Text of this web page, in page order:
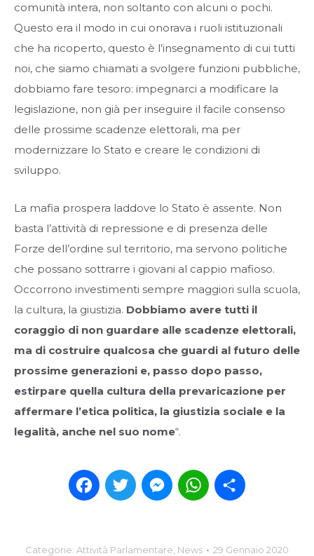
comunità intera, non soltanto con alcuni o pochi.
Questo era il modo in cui onorava i ruoli istituzionali
che ha ricoperto, questo è l’insegnamento di cui tutti
noi, che siamo chiamati a svolgere funzioni pubbliche,
dobbiamo fare tesoro: impegnarci a modificare la
legislazione, non già per inseguire il facile consenso
delle prossime scadenze elettorali, ma per
modernizzare lo Stato e creare le condizioni di
sviluppo.
La mafia prospera laddove lo Stato è assente. Non
basta l’attività di repressione e di presenza delle
Forze dell’ordine sul territorio, ma servono politiche
che possano sottrarre i giovani al cappio mafioso.
Occorrono investimenti sempre maggiori sulla scuola,
la cultura, la giustizia. Dobbiamo avere tutti il
coraggio di non guardare alle scadenze elettorali,
ma di costruire qualcosa che guardi al futuro delle
prossime generazioni e, passo dopo passo,
estirpare quella cultura della prevaricazione per
affermare l’etica politica, la giustizia sociale e la
legalità, anche nel suo nome“.
FacebookTwitter MessengerWhatsApp
Categorie: Attività Parlamentare News 29 Gennaio 2020